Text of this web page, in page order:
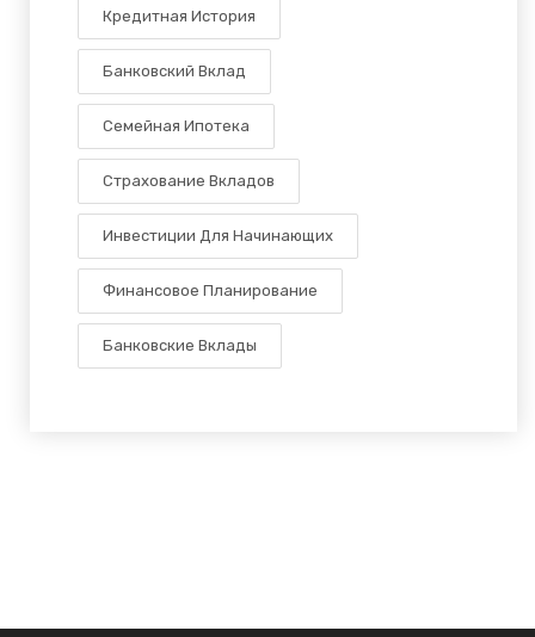
Кредитная История
Банковский Вклад
Семейная Ипотека
Страхование Вкладов
Инвестиции Для Начинающих
Финансовое Планирование
Банковские Вклады